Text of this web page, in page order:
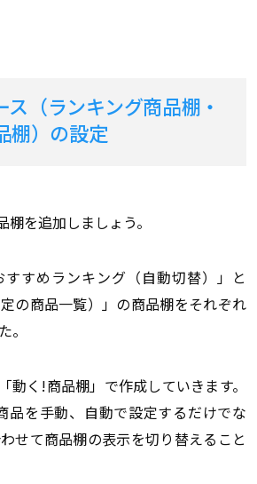
ス（ランキング商品棚・
棚）の設定
棚を追加しましょう。
すめランキング（自動切替）」と
の商品一覧）」の商品棚をそれぞれ
。
動く!商品棚」で作成していきます。
品を手動、自動で設定するだけでな
せて商品棚の表示を切り替えること